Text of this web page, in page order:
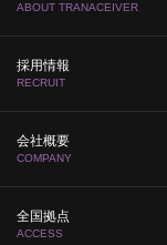
ABOUT TRANACEIVER
採用情報
RECRUIT
会社概要
COMPANY
全国拠点
ACCESS